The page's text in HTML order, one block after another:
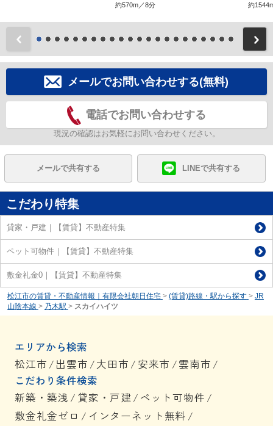
約570m／8分 約
前
メールでお問い合わせする(無料)
電話でお問い合わせする
現況の確認はお気軽にお問い合わせください。
メールで共有する LINEで共有する
こだわり特集
貸家・戸建｜【賃貸】不動産特集
ペット可物件｜【賃貸】不動産特集
敷金礼金0｜【賃貸】不動産特集
松江市の賃貸・不動産情報｜有限会社朝日住宅 > (賃貸)路線・駅から探す > JR
山陰本線 > 乃木駅 > スカイハイツ
エリアから検索
松江市 / 出雲市 /大田市 / 安来市 /雲南市 /
こだわり条件検索
新築・築浅 / 貸家・戸建/ ペット可物件 /
敷金礼金ゼロ / インターネット無料 /